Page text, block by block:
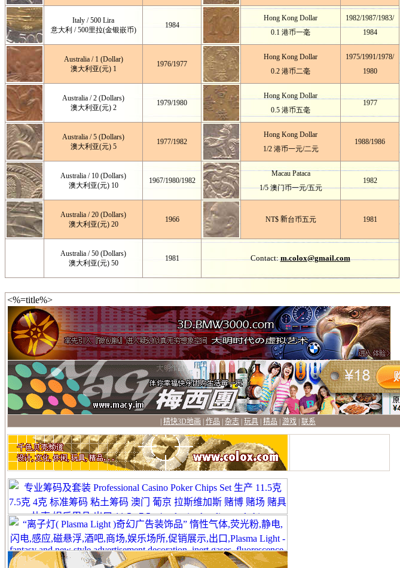
Italy / 500 Lira
意大利 / 500里拉(金银嵌币)
1984
Hong Kong Dollar
0.1 港币一毫
1982/1987/1983/
1984
Australia / 1 (Dollar)
澳大利亚(元) 1
1976/1977
Hong Kong Dollar
0.2 港币二毫
1975/1991/1978/
1980
Australia / 2 (Dollars)
澳大利亚(元) 2
1979/1980
Hong Kong Dollar
0.5 港币五毫
1977
Australia / 5 (Dollars)
澳大利亚(元) 5
1977/1982
Hong Kong Dollar
1/2 港币一元/二元
1988/1986
Australia / 10 (Dollars)
澳大利亚(元) 10
1967/1980/1982
Macau Pataca
1/5 澳门币一元/五元
1982
Australia / 20 (Dollars)
澳大利亚(元) 20
1966 NT$ 新台币五元 1981
Australia / 50 (Dollars)
澳大利亚(元) 50
1981 Contact:m.colox@gmail.com